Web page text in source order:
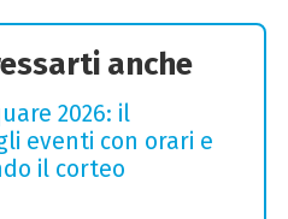
anche
2026: il
eventi con orari e
il corteo